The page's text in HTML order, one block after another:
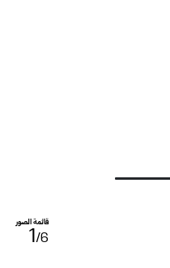
قائمة الصور
1/6